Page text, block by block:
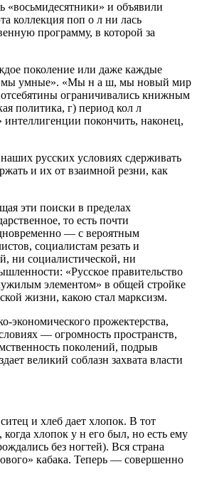
«восьмидесятники» и объявили
коллекция поп о л ни лась
программу, в которой за
поколение или даже каждые
— мы умные». «Мы н а ш, мы новый мир
ограничивались книжным
политика, г) период кол л
интеллигенции покончить, наконец,
русских условиях сдерживать
и их от взаимной резни, как
эти поиски в пределах
то есть почти
— с вероятным
социалистам резать и
ни социалистической, ни
«Русское правительство
элементом» в общей стройке
жизни, какою стал марксизм.
прожектерства,
— огромность пространств,
поколений, подрыв
великий соблазн захвата власти
и хлеб дает хлопок. В тот
хлопок у н его был, но есть ему
без ногтей). Вся страна
кабака. Теперь — совершенно